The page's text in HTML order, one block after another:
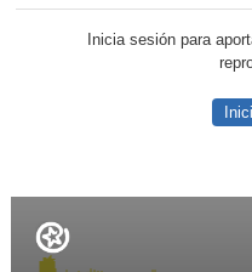
Inicia sesión para